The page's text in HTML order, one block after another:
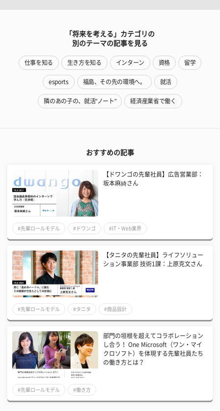
「将来を考える」カテゴリの
別のテーマの記事を見る
仕事を知る 生き方を知る インターン 資格 留学
esports 福島、その先の環境へ。 就活
隣のあの子の、就活"ノート" 経済産業省で働く
おすすめの記事
【ドワンゴの先輩社員】広告営業部：
坂本麻綺さん
#先輩ロールモデル #ドワンゴ #IT・Web業界
【タニタの先輩社員】ライフソリュー
ション事業部 技術1課：上原克文さん
#先輩ロールモデル #タニタ #商品設計
部門の垣根を超えてコラボレーション
し合う！ One Microsoft（ワン・マイ
クロソフト）を体現する先輩社員たち
の働き方とは？
#先輩ロールモデル #働き方